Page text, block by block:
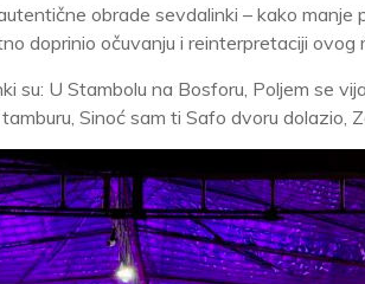
obrade sevdalinki – kako
doprinio očuvanju i reinterpretaciji ovog
su: U Stambolu na Bosforu, Poljem se
Sinoć sam ti Safo dvoru dolazio,